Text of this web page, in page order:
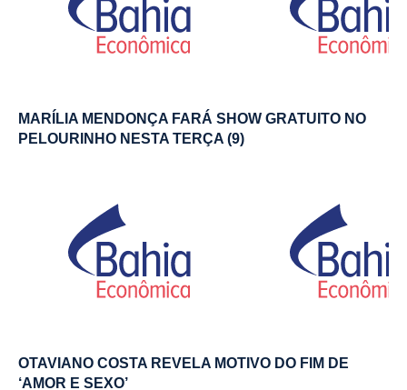
MARÍLIA MENDONÇA FARÁ SHOW GRATUITO NO
PELOURINHO NESTA TERÇA (9)
OTAVIANO COSTA REVELA MOTIVO DO FIM DE
‘AMOR E SEXO’